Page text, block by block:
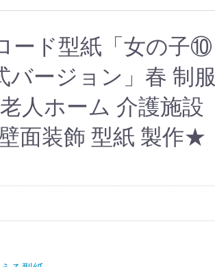
ード型紙「女の子⑩
バージョン」春 制服
人ホーム 介護施設
面装飾 型紙 製作★